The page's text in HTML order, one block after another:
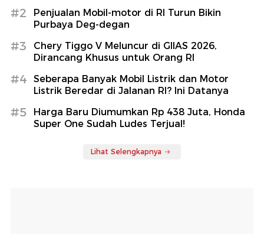
#2
Penjualan Mobil-motor di RI Turun Bikin
Purbaya Deg-degan
#3
Chery Tiggo V Meluncur di GIIAS 2026,
Dirancang Khusus untuk Orang RI
#4
Seberapa Banyak Mobil Listrik dan Motor
Listrik Beredar di Jalanan RI? Ini Datanya
#5
Harga Baru Diumumkan Rp 438 Juta, Honda
Super One Sudah Ludes Terjual!
Lihat Selengkapnya